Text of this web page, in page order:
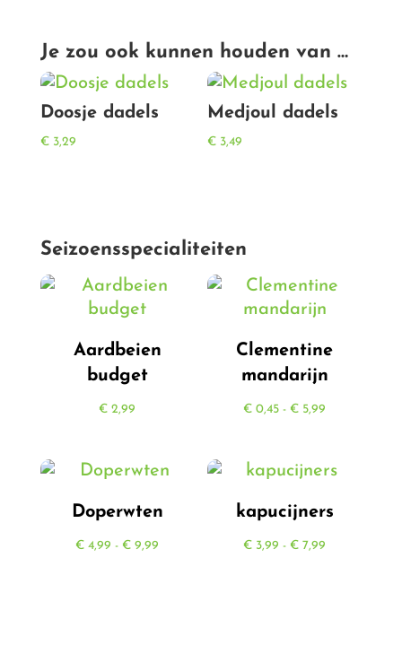
Je zou ook kunnen houden van …
Doosje dadels
€3,29
Medjoul dadels
€ 3,49
Seizoensspecialiteiten
Aardbeien
budget
€ 2,99
Clementine
mandarijn
€ 0,45 - € 5,99
Doperwten
€ 4,99 - € 9,99
kapucijners
€ 3,99 - € 7,99